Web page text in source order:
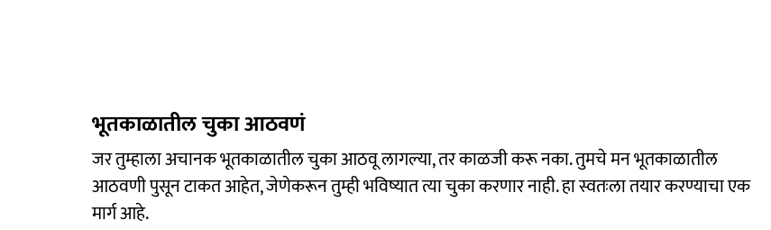
भूतकाळातील चुका आठवणं
जर तुम्हाला अचानक भूतकाळातील चुका आठवू लागल्या, तर काळजी करू नका. तुमचे मन भूतकाळातील
आठवणी पुसून टाकत आहेत, जेणेकरून तुम्ही भविष्यात त्या चुका करणार नाही. हा स्वतःला तयार करण्याचा एक
मार्ग आहे.